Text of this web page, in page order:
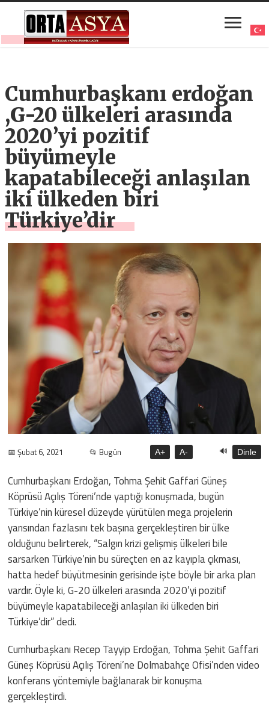
Cumhurbaşkanı erdoğan
,G-20 ülkeleri arasında
2020’yi pozitif
büyümeyle
kapatabileceği anlaşılan
iki ülkeden biri
Türkiye’dir
📅 Şubat 6, 2021 📂 Bugün A+ A- 🔊 Dinle
Cumhurbaşkanı Erdoğan, Tohma Şehit Gaffari Güneş
Köprüsü Açılış Töreni’nde yaptığı konuşmada, bugün
Türkiye’nin küresel düzeyde yürütülen mega projelerin
yarısından fazlasını tek başına gerçekleştiren bir ülke
olduğunu belirterek, “Salgın krizi gelişmiş ülkeleri bile
sarsarken Türkiye’nin bu süreçten en az kayıpla çıkması,
hatta hedef büyütmesinin gerisinde işte böyle bir arka plan
vardır. Öyle ki, G-20 ülkeleri arasında 2020’yi pozitif
büyümeyle kapatabileceği anlaşılan iki ülkeden biri
Türkiye’dir” dedi.
Cumhurbaşkanı Recep Tayyip Erdoğan, Tohma Şehit Gaffari
Güneş Köprüsü Açılış Töreni’ne Dolmabahçe Ofisi’nden video
konferans yöntemiyle bağlanarak bir konuşma
gerçekleştirdi.